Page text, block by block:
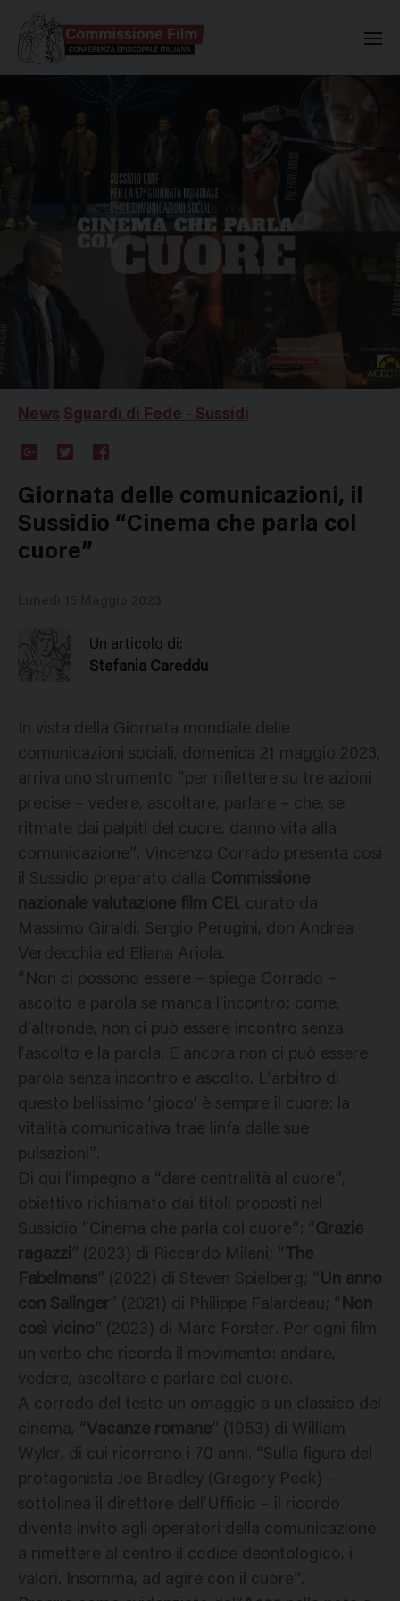
News Sguardi di Fede - Sussidi
Plus
Giornata delle comunicazioni, il
Sussidio “Cinema che parla col
cuore”
Un articolo di:
Stefania Careddu
In vista della Giornata mondiale delle
comunicazioni sociali, domenica 21 maggio 2023,
arriva uno strumento “per riflettere su tre azioni
precise – vedere, ascoltare, parlare – che, se
ritmate dai palpiti del cuore, danno vita alla
comunicazione”. Vincenzo Corrado presenta così
il Sussidio preparato dalla Commissione
nazionale valutazione film CEI, curato da
Massimo Giraldi, Sergio Perugini, don Andrea
Verdecchia ed Eliana Ariola.
“Non ci possono essere – spiega Corrado –
ascolto e parola se manca l’incontro; come,
d’altronde, non ci può essere incontro senza
l’ascolto e la parola. E ancora non ci può essere
parola senza incontro e ascolto. L’arbitro di
questo bellissimo ‘gioco’ è sempre il cuore: la
vitalità comunicativa trae linfa dalle sue
pulsazioni”.
Di qui l’impegno a “dare centralità al cuore”,
obiettivo richiamato dai titoli proposti nel
Sussidio “Cinema che parla col cuore”: “Grazie
ragazzi” (2023) di Riccardo Milani; “ The
Fabelmans” (2022) di Steven Spielberg; “ Un anno
con Salinger” (2021) di Philippe Falardeau; “ Non
così vicino” (2023) di Marc Forster. Per ogni film
un verbo che ricorda il movimento: andare,
vedere, ascoltare e parlare col cuore.
A corredo del testo un omaggio a un classico del
cinema, “Vacanze romane” (1953) di William
Wyler, di cui ricorrono i 70 anni. “Sulla figura del
protagonista Joe Bradley (Gregory Peck) –
sottolinea il direttore dell’Ufficio – il ricordo
diventa invito agli operatori della comunicazione
a rimettere al centro il codice deontologico, i
valori. Insomma, ad agire con il cuore”.